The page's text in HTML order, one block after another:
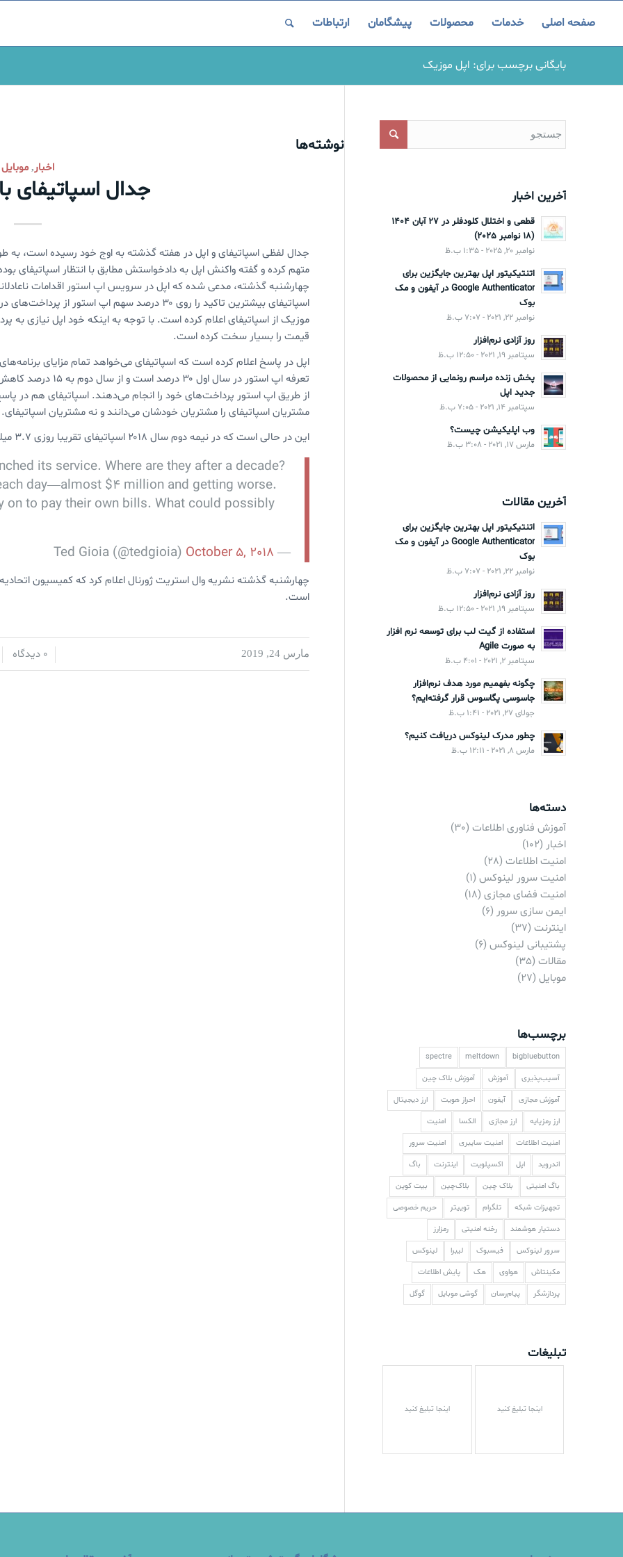
صفحه اصلی خدمات محصولات پیشگامان ارتباطات
بایگانی برچسب برای: اپل موزیک
نوشته‌ها
اخبار,موبایل
جدال اسپاتیفای
جدال لفظی اسپاتیفای و اپل در هفته گذشته به اوج خود رسیده است، به
متهم کرده و گفته واکنش اپل به دادخواستش مطابق با انتظار اسپاتیفای
چهارشنبه گذشته، مدعی شده که اپل در سرویس اپ استور اقدامات
اسپاتیفای بیشترین تاکید را روی ۳۰ درصد سهم اپ
قیمت را بسیار سخت کرده است.
اپل در پاسخ اعلام کرده است که اسپاتیفای می‌خواهد تمام مزایای
تعرفه اپ استور در
از طریق اپ استور پرداخت‌های خود را انجام می‌دهند. اسپاتیفای هم در
مشتریان اسپاتیفای را مشتریان خودشان می‌دانند و نه مشتریان اسپاتیفای.
این در حالی است که در نیمه دوم سال ۲۰۱۸ اسپاتیفای تقریبا روزی ۳.۷ میلیون دلار ضرر داده است.
its service. Where are they after a decade?
day—almost $4 million and getting worse.
to pay their own bills. What could possibly
— Ted Gioia (@tedgioia)
October 5, 2018
چهارشنبه گذشته نشریه وال استریت ژورنال اعلام کرد که کمیسیون
است.
مارس 24, 2019 0 دیدگاه/
آخرین اخبار
قطعی و اختلال کلودفلر در 27 آبان 1404
(18 نوامبر 2025)
نوامبر 20, 2025 - 1:35 ب.ظ
اتنتیکیتور اپل بهترین جایگزین برای
Google Authenticator در آیفون و مک
بوک
نوامبر 22, 2021 - 7:07 ب.ظ
روز آزادی نرم‌افزار
سپتامبر 19, 2021 - 12:50 ب.ظ
پخش زنده مراسم رونمایی از محصولات
جدید اپل
سپتامبر 14, 2021 - 7:05 ب.ظ
وب اپلیکیشن چیست؟
مارس 17, 2021 - 3:08 ب.ظ
آخرین مقالات
اتنتیکیتور اپل بهترین جایگزین برای
Google Authenticator در آیفون و مک
بوک
نوامبر 22, 2021 - 7:07 ب.ظ
روز آزادی نرم‌افزار
سپتامبر 19, 2021 - 12:50 ب.ظ
استفاده از گیت لب برای توسعه نرم افزار
به صورت Agile
سپتامبر 2, 2021 - 4:01 ب.ظ
چگونه بفهمیم مورد هدف نرم‌افزار
جاسوسی پگاسوس قرار گرفته‌ایم؟
جولای 27, 2021 - 1:41 ب.ظ
چطور مدرک لینوکس دریافت کنیم؟
مارس 8, 2021 - 12:11 ب.ظ
دسته‌ها
آموزش فناوری اطلاعات (30)
اخبار (102)
امنیت اطلاعات (28)
امنیت سرور لینوکس (1)
امنیت فضای مجازی (18)
ایمن سازی سرور (6)
اینترنت (37)
پشتیبانی لینوکس (6)
مقالات (35)
موبایل (27)
برچسب‌ها
bigbluebutton
meltdown
spectre
آسیب‌پذیری آموزش آموزش بلاک چین
آموزش مجازی آیفون احراز هویت ارز دیجیتال
ارز رمزپایه ارز مجازی الکسا امنیت
امنیت اطلاعات امنیت سایبری امنیت سرور
اندروید اپل اکسپلویت اینترنت باگ
باگ امنیتی بلاک چین بلاک‌چین بیت کوین
تجهیزات شبکه تلگرام توییتر حریم خصوصی
دستیار هوشمند رخنه امنیتی رمزارز
سرور لینوکس فیسبوک لیبرا لینوکس
مکینتاش هواوی هک پایش اطلاعات
پردازشگر پیام‌رسان گوشی موبایل گوگل
تبلیغات
اینجا تبلیغ کنید اینجا تبلیغ کنید